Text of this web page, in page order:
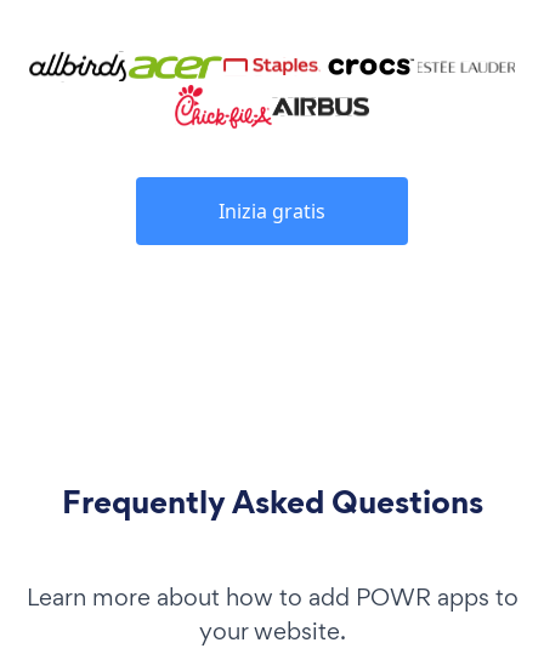
Inizia gratis
Frequently Asked Questions
Learn more about how to add POWR apps to
your website.